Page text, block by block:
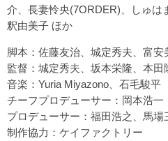
介、長妻怜央(7ORDER)、しゅは
釈由美子 ほか
脚本：佐藤友治、城定秀夫、富安
監督：城定秀夫、坂本栄隆、本田
音楽：Yuria Miyazono、石毛駿平
チーフプロデューサー：岡本浩一
プロデューサー：福田浩之、馬
制作協力：ケイファクトリー